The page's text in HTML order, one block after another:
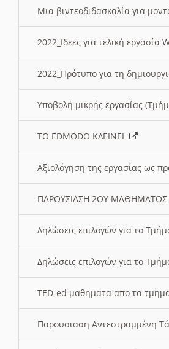
Μια βιντεοδιδασκαλία για
2022_Ιδεες για τελική εργασία
2022_Πρότυπο για τη
Υποβολή μικρής εργασίας
ΤΟ EDMODO ΚΛΕΙΝΕΙ
Αξιολόγηση της εργασίας ως
ΠΑΡΟΥΣΙΑΣΗ 2ΟΥ
Δηλώσεις επιλογών για το
Δηλώσεις επιλογών για το
TED-ed μαθηματα απο τα
Παρουσιαση Αντεστραμμένη